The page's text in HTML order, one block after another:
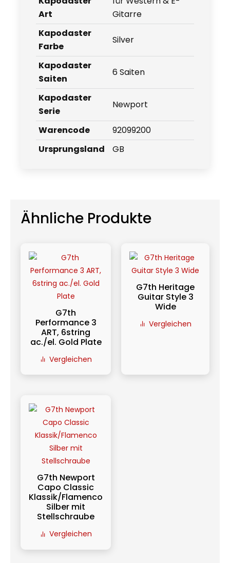
Art
Gitarre
Kapodaster
Farbe
Silver
Kapodaster
Saiten
6 Saiten
Kapodaster
Serie
Newport
Warencode
92099200
Ursprungsland
GB
Ähnliche Produkte
G7th
Performance 3
ART, 6string
ac./el. Gold Plate
Vergleichen
G7th Heritage
Guitar Style 3
Wide
Vergleichen
G7th Newport
Capo Classic
Klassik/Flamenco
Silber mit
Stellschraube
Vergleichen